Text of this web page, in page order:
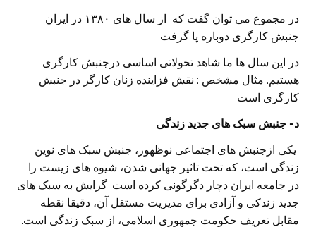
در مجموع می توان گفت که از سال های ۱۳۸۰ در ایران
جنبش کارگری دوباره پا گرفت.
در این سال ها ما شاهد تحولاتی اساسی درجنبش کارگری
هستیم. مثال مشخص : نقش فزاینده زنان کارگر در جنبش
کارگری است.
د- جنبش سبک های جدید زندگی
یکی ازجنبش های اجتماعی نوظهور، جنبش سبک های نوین
زندگی است، که تحت تاثیر جهانی شدن، شیوه های زیست را
در جامعه ایران دچار دگرگونی کرده است. گرایش به سبک های
جدید زندکی و آزادی برای مدیریت مستقل آن، دقیقا نقطه
مقابل تعریف حکومت جمهوری اسلامی، از سبک زندگی است.